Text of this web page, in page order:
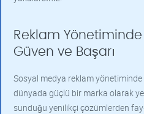
Reklam
Güven ve Başarı
Sosyal medya reklam
dünyada güçlü bir marka olarak
sunduğu yenilikçi çözümlerden